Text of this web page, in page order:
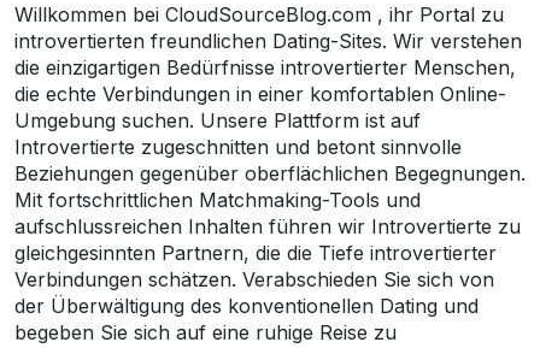
Willkommen bei CloudSourceBlog.com , ihr Portal zu
introvertierten freundlichen Dating-Sites. Wir verstehen
die einzigartigen Bedürfnisse introvertierter Menschen,
die echte Verbindungen in einer komfortablen Online-
Umgebung suchen. Unsere Plattform ist auf
Introvertierte zugeschnitten und betont sinnvolle
Beziehungen gegenüber oberflächlichen Begegnungen.
Mit fortschrittlichen Matchmaking-Tools und
aufschlussreichen Inhalten führen wir Introvertierte zu
gleichgesinnten Partnern, die die Tiefe introvertierter
Verbindungen schätzen. Verabschieden Sie sich von
der Überwältigung des konventionellen Dating und
begeben Sie sich auf eine ruhige Reise zu